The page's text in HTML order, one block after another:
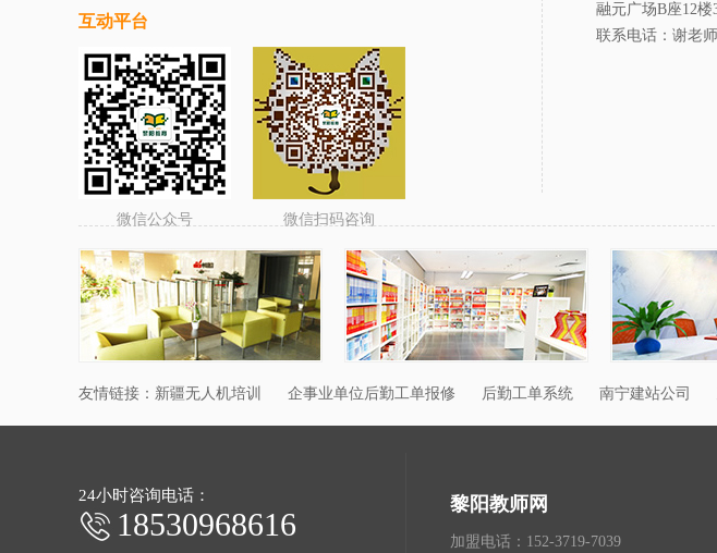
互动平台
微信公众号 微信扫码咨询
融元广场B座12楼
联系电话：谢老
友情链接： 新疆无人机培训 企事业单位后勤工单报修 后勤工单系统 南宁建站公司
24小时咨询电话：
18530968616
黎阳教师网
加盟电话：152-3719-7039